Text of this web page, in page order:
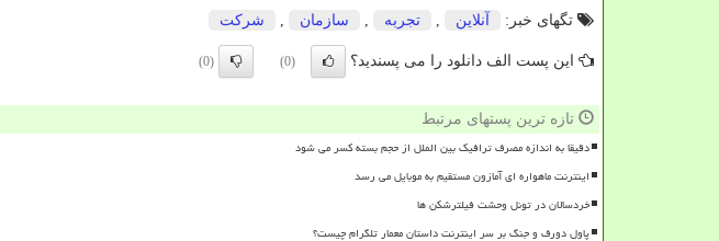
تگهای خبر: آنلاین تجربه سازمان شركت
این پست الف دانلود را می پسندید؟ (0)
(0)
تازه ترین پستهای مرتبط
دقیقا به اندازه مصرف ترافیک بین الملل از حجم بسته کسر می شود
اینترنت ماهواره ای آمازون مستقیم به موبایل می رسد
خردسالان در تونل وحشت فیلترشکن ها
پاول دورف و جنگ بر سر اینترنت داستان معمار تلگرام چیست؟